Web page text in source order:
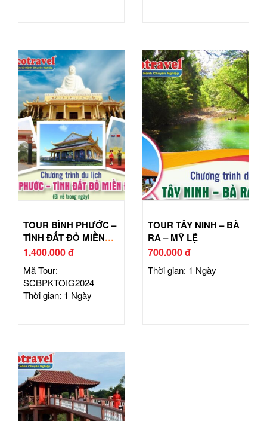
TOUR BÌNH PHƯỚC –
TÌNH ĐẤT ĐỎ MIỀN
ĐÔNG
1.400.000 đ
Mã Tour:
SCBPKTOIG2024
Thời gian: 1 Ngày
TOUR TÂY NINH – BÀ
RA – MỸ LỆ
700.000 đ
Thời gian: 1 Ngày